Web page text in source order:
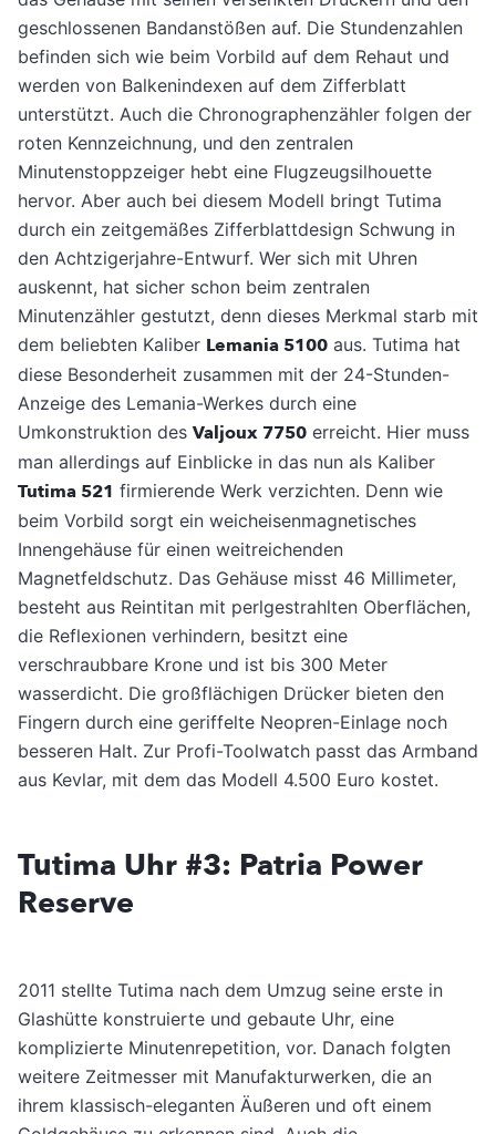
geschlossenen Bandanstößen auf. Die Stundenzahlen
befinden sich wie beim Vorbild auf dem Rehaut und
werden von Balkenindexen auf dem Zifferblatt
unterstützt. Auch die Chronographenzähler folgen der
roten Kennzeichnung, und den zentralen
Minutenstoppzeiger hebt eine Flugzeugsilhouette
hervor. Aber auch bei diesem Modell bringt Tutima
durch ein zeitgemäßes Zifferblattdesign Schwung in
den Achtzigerjahre-Entwurf. Wer sich mit Uhren
auskennt, hat sicher schon beim zentralen
Minutenzähler gestutzt, denn dieses Merkmal starb mit
dem beliebten Kaliber Lemania 5100 aus. Tutima hat
diese Besonderheit zusammen mit der 24-Stunden-
Anzeige des Lemania-Werkes durch eine
Umkonstruktion des Valjoux 7750 erreicht. Hier muss
man allerdings auf Einblicke in das nun als Kaliber
Tutima 521 firmierende Werk verzichten. Denn wie
beim Vorbild sorgt ein weicheisenmagnetisches
Innengehäuse für einen weitreichenden
Magnetfeldschutz. Das Gehäuse misst 46 Millimeter,
besteht aus Reintitan mit perlgestrahlten Oberflächen,
die Reflexionen verhindern, besitzt eine
verschraubbare Krone und ist bis 300 Meter
wasserdicht. Die großflächigen Drücker bieten den
Fingern durch eine geriffelte Neopren-Einlage noch
besseren Halt. Zur Profi-Toolwatch passt das Armband
aus Kevlar, mit dem das Modell 4.500 Euro kostet.
Tutima Uhr #3: Patria Power
Reserve
2011 stellte Tutima nach dem Umzug seine erste in
Glashütte konstruierte und gebaute Uhr, eine
komplizierte Minutenrepetition, vor. Danach folgten
weitere Zeitmesser mit Manufakturwerken, die an
ihrem klassisch-eleganten Äußeren und oft einem